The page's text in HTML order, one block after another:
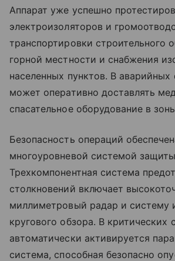
Аппарат уже успешно
электроизоляторов и
транспортировки строительного
горной местности и снабжения
населенных пунктов. В аварийных
может оперативно доставлять
спасательное оборудование в
Безопасность операций
многоуровневой системой
Трехкомпонентная система
столкновений включает
миллиметровый радар и систему
кругового обзора. В критических
автоматически активируется
система, способная безопасно